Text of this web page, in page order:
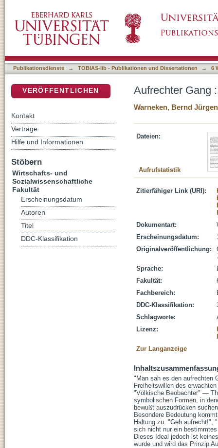
Publikationsdienste → TOBIAS-lib - Publikationen und Dissertationen → 6
Aufrechter Gang
Warneken, Bernd Jürgen
Dateien:
Aufrufstatistik
Zitierfähiger Link (URI):
Dokumentart:
Erscheinungsdatum:
Originalveröffentlichung:
Sprache:
Fakultät:
Fachbereich:
DDC-Klassifikation:
Schlagworte:
Lizenz:
Zur Langanzeige
"Man sah es den aufrechten
Freiheitswillen des
"Völkische Beobachter" —
symbolischen Formen, in
bewußt auszudrücken
Besondere Bedeutung
Haltung zu. "Geh aufrecht!",
sich nicht nur ein
Dieses Ideal jedoch ist
wurde und wird das Prinzip
VERÖFFENTLICHEN
Kontakt
Verträge
Hilfe und Informationen
Stöbern
Wirtschafts- und
Sozialwissenschaftliche
Fakultät
Erscheinungsdatum
Autoren
Titel
DDC-Klassifikation